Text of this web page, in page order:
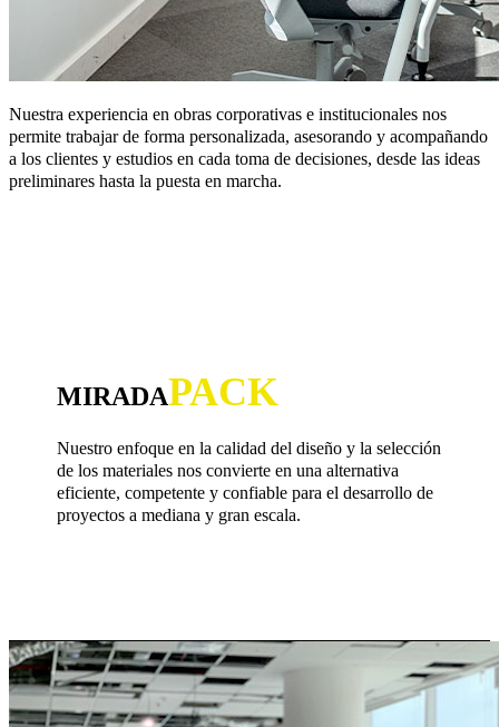
Nuestra experiencia en obras corporativas e institucionales nos
permite trabajar de forma personalizada, asesorando y acompañando
a los clientes y estudios en cada toma de decisiones, desde las ideas
preliminares hasta la puesta en marcha.
MIRADAPACK
Nuestro enfoque en la calidad del diseño y la selección
de los materiales nos convierte en una alternativa
eficiente, competente y confiable para el desarrollo de
proyectos a mediana y gran escala.